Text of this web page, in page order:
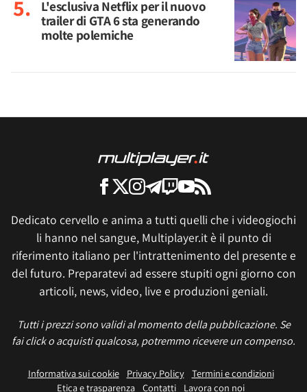
L'esclusiva Netflix per il nuovo
trailer di GTA 6 sta generando
molte polemiche
Dedicato cervello e anima a tutti quelli che i videogiochi
li hanno nel sangue, Multiplayer.it è il punto di
riferimento italiano per l'intrattenimento del presente e
del futuro. Preparatevi ad essere stupiti ogni giorno con
articoli, news, video, live e produzioni geniali.
Tutti i prezzi sono validi al momento della pubblicazione. Se
fai click o acquisti qualcosa, potremmo ricevere un compenso.
Informativa sui cookie Privacy Policy
Termini e condizioni
Etica e trasparenza Contatti Lavora con noi